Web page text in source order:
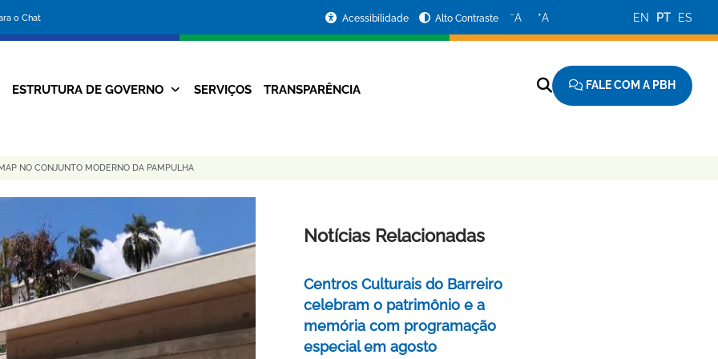
o Chat
da
Prefeitura
Acessibilidade Alto Contraste −A +A EN PT ES
Navegação
ESTRUTURA DE GOVERNO SERVIÇOS TRANSPARÊNCIA FALE COM A PBH
NO CONJUNTO MODERNO DA PAMPULHA
Notícias Relacionadas
Centros Culturais do Barreiro
celebram o patrimônio e a
memória com programação
especial em agosto